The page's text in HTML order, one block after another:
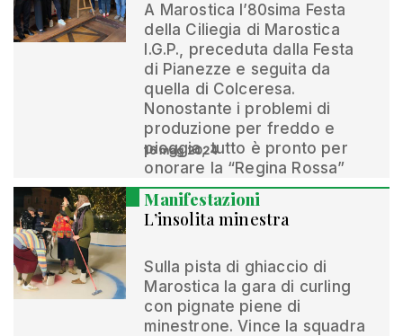
A Marostica l’80sima Festa
della Ciliegia di Marostica
I.G.P., preceduta dalla Festa
di Pianezze e seguita da
quella di Colceresa.
Nonostante i problemi di
produzione per freddo e
pioggia, tutto è pronto per
onorare la “Regina Rossa”
16 mag 2024
Manifestazioni
L’insolita minestra
Sulla pista di ghiaccio di
Marostica la gara di curling
con pignate piene di
minestrone. Vince la squadra